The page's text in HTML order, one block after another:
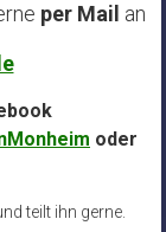
per Mail an
oder
teilt ihn gerne.